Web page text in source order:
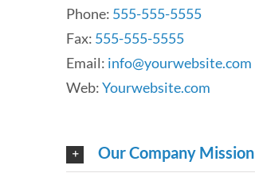
Phone: 555-555-5555
Fax: 555-555-5555
Email: info@yourwebsite.com
Web:Yourwebsite.com
Our Company Mission